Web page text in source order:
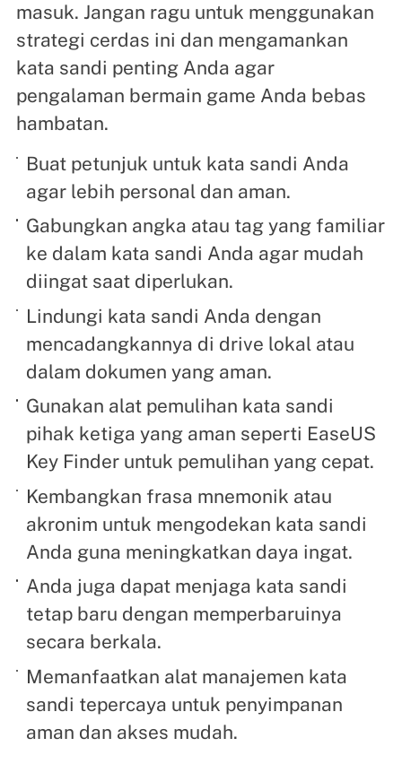
masuk. Jangan ragu untuk menggunakan
strategi cerdas ini dan mengamankan
kata sandi penting Anda agar
pengalaman bermain game Anda bebas
hambatan.
Buat petunjuk untuk kata sandi Anda
agar lebih personal dan aman.
Gabungkan angka atau tag yang familiar
ke dalam kata sandi Anda agar mudah
diingat saat diperlukan.
Lindungi kata sandi Anda dengan
mencadangkannya di drive lokal atau
dalam dokumen yang aman.
Gunakan alat pemulihan kata sandi
pihak ketiga yang aman seperti EaseUS
Key Finder untuk pemulihan yang cepat.
Kembangkan frasa mnemonik atau
akronim untuk mengodekan kata sandi
Anda guna meningkatkan daya ingat.
Anda juga dapat menjaga kata sandi
tetap baru dengan memperbaruinya
secara berkala.
Memanfaatkan alat manajemen kata
sandi tepercaya untuk penyimpanan
aman dan akses mudah.